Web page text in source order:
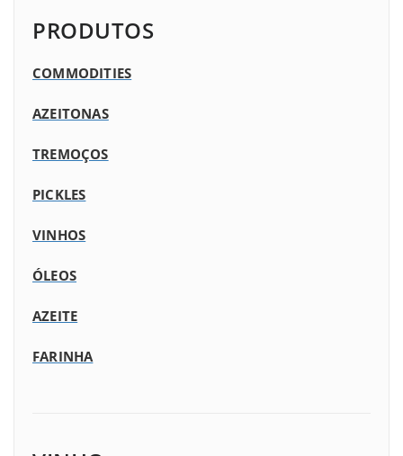
PRODUTOS
COMMODITIES
AZEITONAS
TREMOÇOS
PICKLES
VINHOS
ÓLEOS
AZEITE
FARINHA